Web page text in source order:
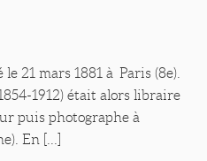
21 mars 1881 à Paris (8e).
1912) était alors libraire
puis photographe à
En [...]